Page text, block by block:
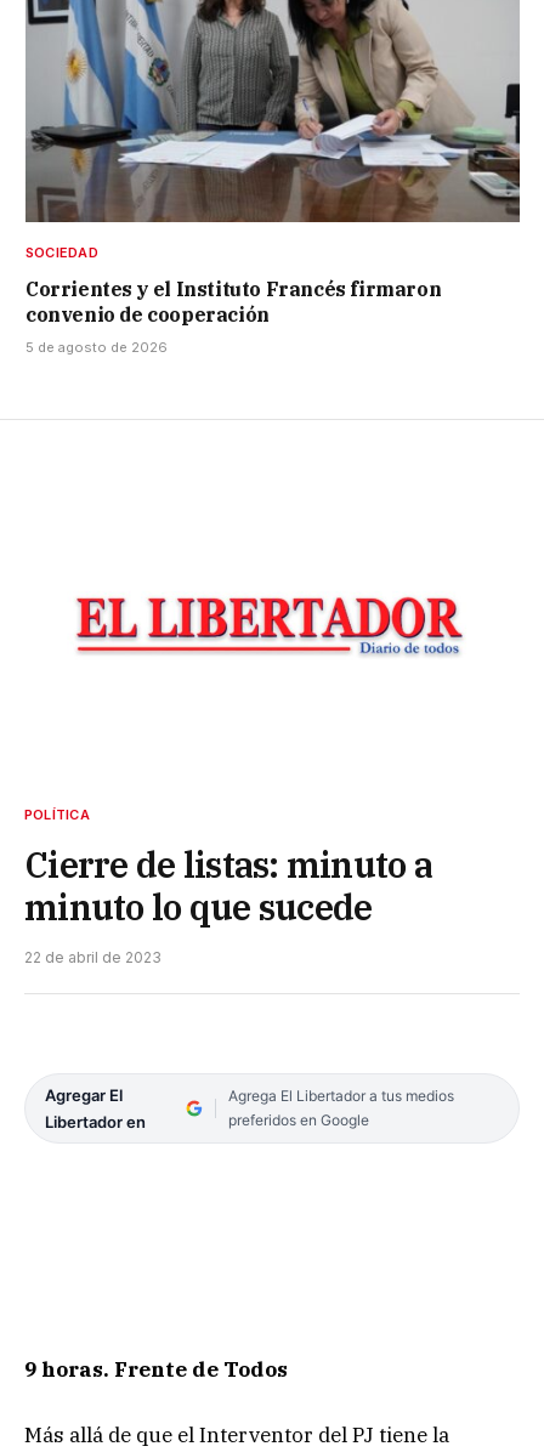
SOCIEDAD
Corrientes y el Instituto Francés firmaron
convenio de cooperación
5 de agosto de 2026
POLÍTICA
Cierre de listas: minuto a
minuto lo que sucede
22 de abril de 2023
Agregar El
Libertador en
Agrega El Libertador a tus medios
preferidos en Google
9 horas. Frente de Todos
Más allá de que el Interventor del PJ tiene la